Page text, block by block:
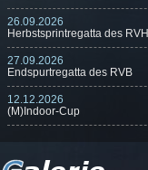
26.09.2026
Herbstsprintregatta des RVH
27.09.2026
Endspurtregatta des RVB
12.12.2026
(M)Indoor-Cup